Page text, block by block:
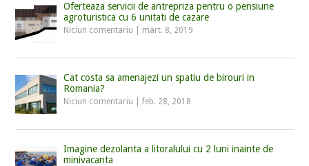
Oferteaza servicii de antrepriza pentru o pensiune
agroturistica cu 6 unitati de cazare
Niciun comentariu mart. 8, 2019
Cat costa sa amenajezi un spatiu de birouri in
Romania?
Niciun comentariu |feb. 28, 2018
Imagine dezolanta a litoralului cu 2 luni inainte de
minivacanta